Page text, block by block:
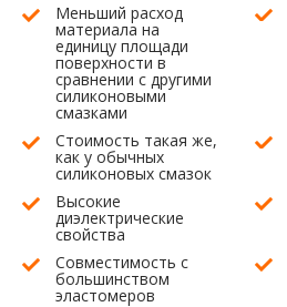
Меньший расход
материала на
единицу площади
поверхности в
сравнении с другими
силиконовыми
смазками
Стоимость такая же,
как у обычных
силиконовых смазок
Высокие
диэлектрические
свойства
Совместимость с
большинством
эластомеров